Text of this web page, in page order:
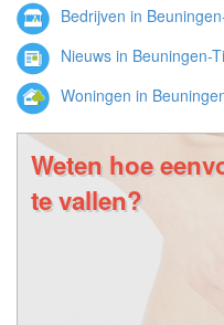
Bedrijven in
Nieuws in Beuningen-
Woningen in
Weten hoe
te vallen?